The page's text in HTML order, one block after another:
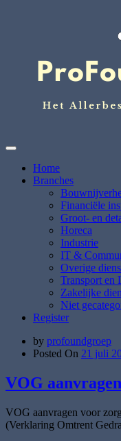
Home
Branches
Financiële
Groot- en
Horeca
Industrie
IT &
Overige
Transport en
Zakelijke
Niet
Register
by profoundgroep
Posted On 21 juli
VOG
VOG aanvragen voor
(Verklaring Omtrent